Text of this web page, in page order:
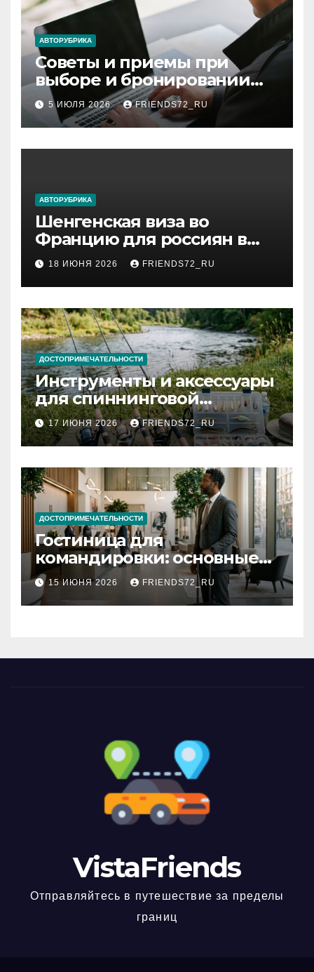
АВТОРУБРИКА
Советы и приемы при
выборе и бронировании
авиабилетов
5 ИЮЛЯ 2026 FRIENDS72_RU
АВТОРУБРИКА
Шенгенская виза во
Францию для россиян в
2026 году: сроки от 3 дней
и список необходимых
документов
18 ИЮНЯ 2026 FRIENDS72_RU
ДОСТОПРИМЕЧАТЕЛЬНОСТИ
Инструменты и аксессуары
для спиннинговой
рыбалки: назначение и
типы
17 ИЮНЯ 2026 FRIENDS72_RU
ДОСТОПРИМЕЧАТЕЛЬНОСТИ
Гостиница для
командировки: основные
критерии выбора
15 ИЮНЯ 2026 FRIENDS72_RU
VistaFriends
Отправляйтесь в путешествие за пределы
границ